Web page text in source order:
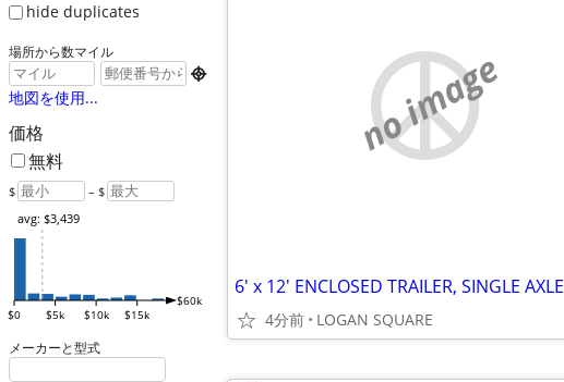
hide duplicates
場所から数マイル

地図を使用...
価格
無料
$ – $
$0 $5k $10k $15k
$60k
avg: $3,439
メーカーと型式
no image
6' x 12' ENCLOSED TRAILER, SINGLE AXLE
4分前 LOGAN SQUARE